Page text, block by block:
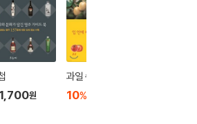
원
과일 수첩
10%